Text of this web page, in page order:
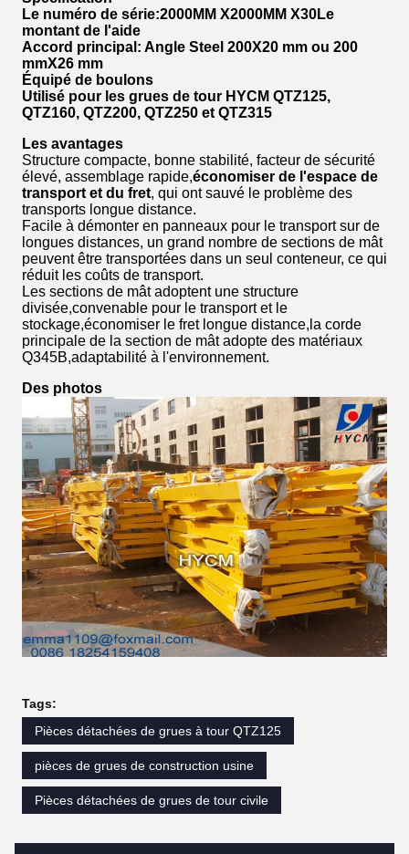
Le numéro de série:2000MM X2000MM X30Le
montant de l'aide
Accord principal: Angle Steel 200X20 mm ou 200
mmX26 mm
Équipé de boulons
Utilisé pour les grues de tour HYCM QTZ125,
QTZ160, QTZ200, QTZ250 et QTZ315
Les avantages
Structure compacte, bonne stabilité, facteur de sécurité
élevé, assemblage rapide,économiser de l'espace de
transport et du fret, qui ont sauvé le problème des
transports longue distance.
Facile à démonter en panneaux pour le transport sur de
longues distances, un grand nombre de sections de mât
peuvent être transportées dans un seul conteneur, ce qui
réduit les coûts de transport.
Les sections de mât adoptent une structure
divisée,convenable pour le transport et le
stockage,économiser le fret longue distance,la corde
principale de la section de mât adopte des matériaux
Q345B,adaptabilité à l'environnement.
Des photos
Tags:
Pièces détachées de grues à tour QTZ125
pièces de grues de construction usine
Pièces détachées de grues de tour civile